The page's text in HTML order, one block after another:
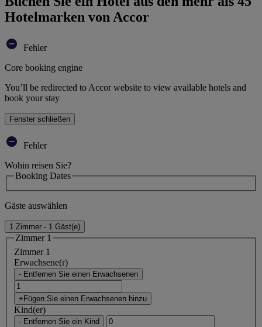
Hotelmarken von Accor
Fehler
Core booking engine
You’ll be redirected to Accor website to view available hotels and
book your stay
Fenster schließen
Fehler
Wohin reisen Sie?
Booking Dates
Gäste auswählen
1 Zimmer - 1 Gäst(e)
Zimmer 1
Zimmer 1
Erwachsene(r)
- Entfernen Sie einen Erwachsenen
+Fügen Sie einen Erwachsenen hinzu
Kind(er)
- Entfernen Sie ein Kind